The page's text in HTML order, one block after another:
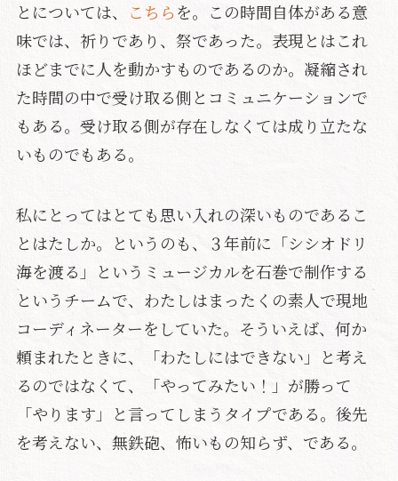
とについては、
こちらを。この時間自体がある意
味では、祈りであり、祭であった。表現とはこれ
ほどまでに人を動かすものであるのか。凝縮され
た時間の中で受け取る側とコミュニケーションで
もある。受け取る側が存在しなくては成り立たな
いものでもある。
私にとってはとても思い入れの深いものであるこ
とはたしか。というのも、３年前に「シシオドリ
海を渡る」というミュージカルを石巻で制作する
というチームで、わたしはまったくの素人で現地
コーディネーターをしていた。そういえば、何か
頼まれたときに、「わたしにはできない」と考え
るのではなくて、「やってみたい！」が勝って
「やります」と言ってしまうタイプである。後先
を考えない、無鉄砲、怖いもの知らず、である。